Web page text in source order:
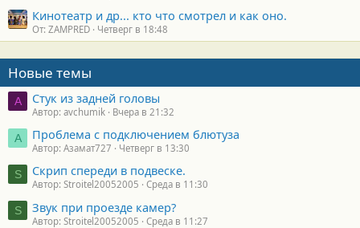
Кинотеатр и др... кто что смотрел и как оно.
От: ZAMPRED Четверг в 18:48
Новые темы
A Стук из задней головы
Автор: avchumik Вчера в 21:32
А Проблема с подключением блютуза
Автор: Азамат727 Четверг в 13:30
S Скрип спереди в подвеске.
Автор: Stroitel20052005 Среда в 11:30
S Звук при проезде камер?
Автор: Stroitel20052005 Среда в 11:27